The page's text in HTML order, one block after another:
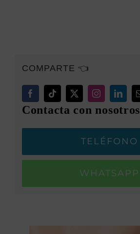
COMPARTE 👈
Contacta con nosotros
TELÉFONO
WHATSAPP